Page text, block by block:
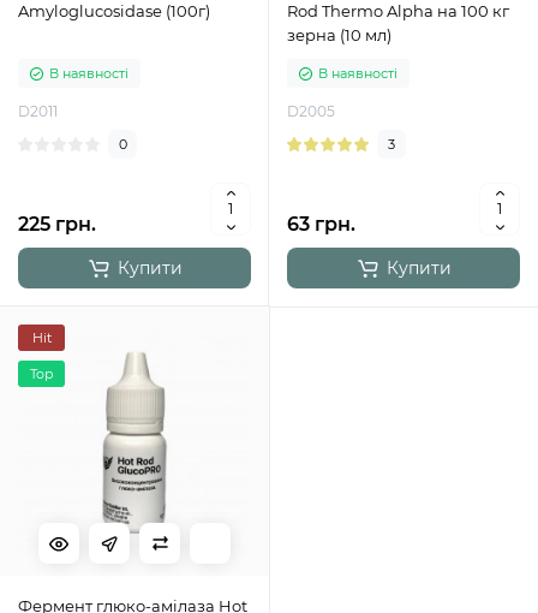
Amyloglucosidase (100г)
В наявності
D2011
0
225 грн.
Купити
Rod Thermo Alpha на 100 кг
зерна (10 мл)
В наявності
D2005
3
63 грн.
Купити
Hit
Top
Фермент глюко-амілаза Hot